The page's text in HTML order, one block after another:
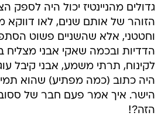
גדולים מהניינטיז יכול היה לספק
הזוהר של אותם שנים, לאו דווקא
וחטטני, אלא שהשניים פשוט
הדדיות ובכמה שאקי אבני מצליח
לקינוח, תרתי משמע, אבני קיבל
היה כתוב (כמה מפתיע) שהוא
הישר. איך אמר פעם חבר של
הזה?!